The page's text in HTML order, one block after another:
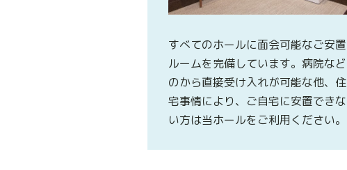
すべてのホールに面会可能なご安置
ルームを完備しています。病院など
のから直接受け入れが可能な他、住
宅事情により、ご自宅に安置できな
い方は当ホールをご利用ください。